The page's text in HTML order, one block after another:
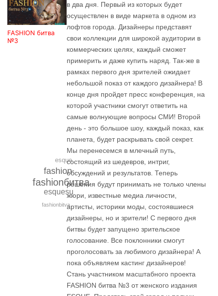
FASHION битва
№3
fashionбитва
fashion
esquesu
esque
fashionbitva
в два дня. Первый из которых будет
осуществлен в виде маркета в одном из
лофтов города. Дизайнеры представят
свои коллекции для широкой аудитории в
коммерческих целях, каждый сможет
примерить и даже купить наряд. Так-же в
рамках первого дня зрителей ожидает
небольшой показ от каждого дизайнера! В
конце дня пройдет пресс конференция, на
которой участники смогут ответить на
самые волнующие вопросы СМИ! Второй
день - это большое шоу, каждый показ, как
планета, будет раскрывать свой секрет.
Мы перенесемся в млечный путь,
состоящий из шедевров, интриг,
обсуждений и результатов. Теперь
решения будут принимать не только члены
жюри, известные медиа личности,
артисты, историки моды, состоявшиеся
дизайнеры, но и зрители! С первого дня
битвы будет запущено зрительское
голосование. Все поклонники смогут
проголосовать за любимого дизайнера! А
пока объявляем кастинг дизайнеров!
Стань участником масштабного проекта
FASHION битва №3 от женского издания